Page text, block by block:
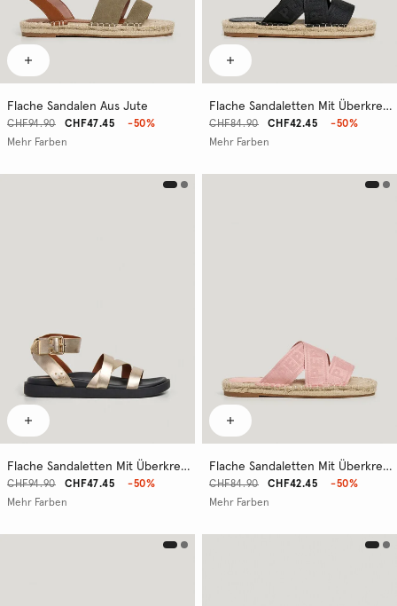
Flache Sandalen Aus Jute
CHF47.45
CHF94.90
-50%
Mehr Farben
Flache Sandaletten Mit Überkreuzten Riemen
CHF42.45
CHF84.90
-50%
Mehr Farben
Flache Sandaletten Mit Überkreuzten Riemen
CHF47.45
CHF94.90
-50%
Mehr Farben
Flache Sandaletten Mit Überkreuzten Riemen
CHF42.45
CHF84.90
-50%
Mehr Farben